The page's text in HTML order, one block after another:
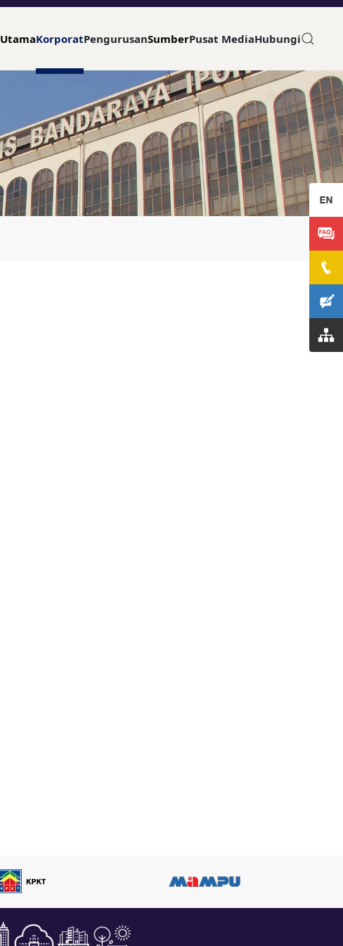
UtamaKorporatPengurusanSumberPusat MediaHubungi